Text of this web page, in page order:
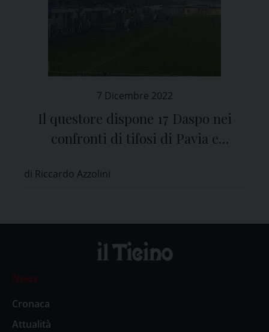
7 Dicembre 2022
Il questore dispone 17 Daspo nei
confronti di tifosi di Pavia e
di Riccardo Azzolini
News
Cronaca
Attualità